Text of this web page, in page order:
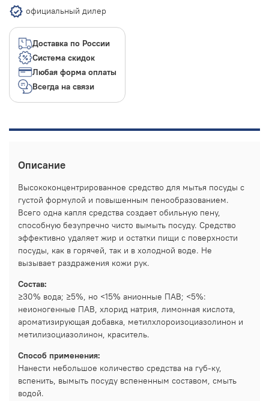
официальный дилер
Доставка по России
Система скидок
Любая форма оплаты
Всегда на связи
Описание
Высококонцентрированное средство для мытья посуды с
густой формулой и повышенным пенообразованием.
Всего одна капля средства создает обильную пену,
способную безупречно чисто вымыть посуду. Средство
эффективно удаляет жир и остатки пищи с поверхности
посуды, как в горячей, так и в холодной воде. Не
вызывает раздражения кожи рук.
Состав:
≥30% вода; ≥5%, но <15% анионные ПАВ; <5%:
неионогенные ПАВ, хлорид натрия, лимонная кислота,
ароматизирующая добавка, метилхлороизоциазолинон и
метилизоциазолинон, краситель.
Способ применения:
Нанести небольшое количество средства на губ-ку,
вспенить, вымыть посуду вспененным составом, смыть
водой.